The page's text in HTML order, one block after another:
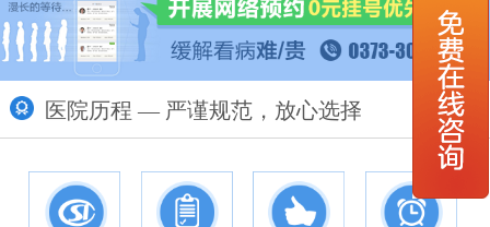
医院历程 — 严谨规范，放心选择 更多>>